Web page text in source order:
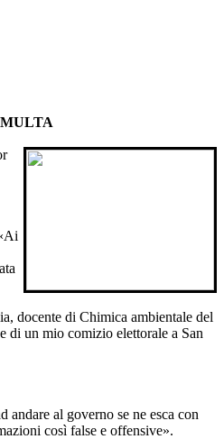
docente di Chimica ambientale del
di un mio comizio elettorale a San
andare al governo se ne esca con
così false e offensive».